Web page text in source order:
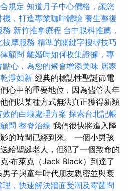
規定 知道月子中心價格，讓您
機，打造專業咖啡體驗 養生整復
務 新竹推拿療程 台中眼科推薦，
按摩服務 精準的關鍵字搜尋技巧
顧問 離婚時如何收集證據，專
點心，為您的聚會增添美味 居家
淨如新 經典的標誌性聖誕節電
心中的重要地位，因為儘管去年
們以某種方式無法真正獲得新穎
的白蟻處理方案 探索台北記帳
問 整脊治療 我們很快將進入降
的時間已經到來。 一個小男孩
給聖誕老人，但犯了一個致命的
·布萊克（Jack Black）到達了
子與童年時代朋友親密並與衰
理，快速解決牆面受潮及霉菌問